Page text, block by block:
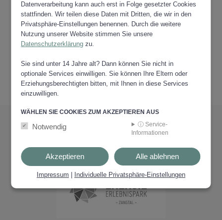
PARTNER
VERTRAUEN.
Datenverarbeitung kann auch erst in Folge gesetzter Cookies
stattfinden. Wir teilen diese Daten mit Dritten, die wir in den
Privatsphäre-Einstellungen benennen. Durch die weitere
Nutzung unserer Website stimmen Sie unsere
Datenschutzerklärung zu.
Sie sind unter 14 Jahre alt? Dann können Sie nicht in
optionale Services einwilligen. Sie können Ihre Eltern oder
Erziehungsberechtigten bitten, mit Ihnen in diese Services
einzuwilligen.
WÄHLEN SIE COOKIES ZUM AKZEPTIEREN AUS
Notwendig
ⓘ Service-
Informationen
Akzeptieren Alle ablehnen
Impressum Individuelle Privatsphäre-Einstellungen